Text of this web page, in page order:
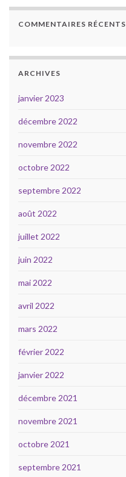
COMMENTAIRES RÉCENTS
ARCHIVES
janvier 2023
décembre 2022
novembre 2022
octobre 2022
septembre 2022
août 2022
juillet 2022
juin 2022
mai 2022
avril 2022
mars 2022
février 2022
janvier 2022
décembre 2021
novembre 2021
octobre 2021
septembre 2021